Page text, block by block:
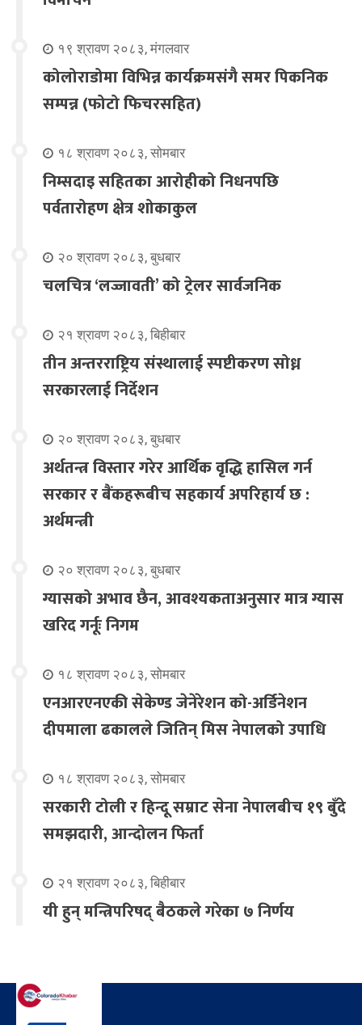
१९ श्रावण २०८३, मंगलवार
कोलोराडोमा विभिन्न कार्यक्रमसंगै समर पिकनिक
सम्पन्न (फोटो फिचरसहित)
१८ श्रावण २०८३, सोमबार
निम्सदाइ सहितका आरोहीको निधनपछि
पर्वतारोहण क्षेत्र शोकाकुल
२० श्रावण २०८३, बुधबार
चलचित्र ‘लज्जावती’ को ट्रेलर सार्वजनिक
२१ श्रावण २०८३, बिहीबार
तीन अन्तरराष्ट्रिय संस्थालाई स्पष्टीकरण सोध्न
सरकारलाई निर्देशन
२० श्रावण २०८३, बुधबार
अर्थतन्त्र विस्तार गरेर आर्थिक वृद्धि हासिल गर्न
सरकार र बैंकहरूबीच सहकार्य अपरिहार्य छ :
अर्थमन्त्री
२० श्रावण २०८३, बुधबार
ग्यासको अभाव छैन, आवश्यकताअनुसार मात्र ग्यास
खरिद गर्नूः निगम
१८ श्रावण २०८३, सोमबार
एनआरएनएकी सेकेण्ड जेनेरेशन को-अर्डिनेशन
दीपमाला ढकालले जितिन् मिस नेपालको उपाधि
१८ श्रावण २०८३, सोमबार
सरकारी टोली र हिन्दू सम्राट सेना नेपालबीच १९ बुँदे
समझदारी, आन्दोलन फिर्ता
२१ श्रावण २०८३, बिहीबार
यी हुन् मन्त्रिपरिषद् बैठकले गरेका ७ निर्णय